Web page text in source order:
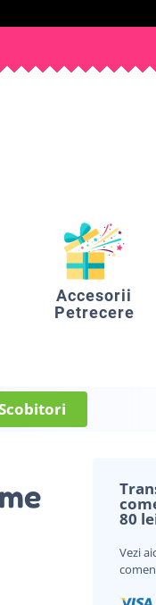
Accesorii
Petrecere
80
Vezi